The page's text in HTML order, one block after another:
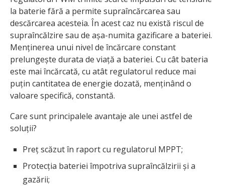
la baterie fără a permite supraîncărcarea sau
descărcarea acesteia. În acest caz nu există riscul de
supraîncălzire sau de așa-numita gazificare a bateriei.
Menținerea unui nivel de încărcare constant
prelungește durata de viață a bateriei. Cu cât bateria
este mai încărcată, cu atât regulatorul reduce mai
puțin cantitatea de energie dozată, menținând o
valoare specifică, constantă.
Care sunt principalele avantaje ale unei astfel de
soluții?
Preț scăzut în raport cu regulatorul MPPT;
Protecția bateriei împotriva supraîncălzirii și a
gazării;